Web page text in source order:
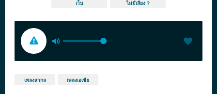
เว็บ ไม่มีเสียง ?
เพลงสากล เพลงเอเชีย